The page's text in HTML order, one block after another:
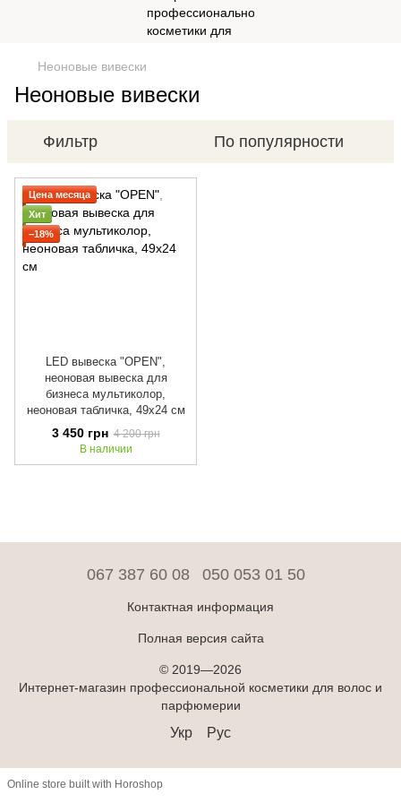
Неоновые вивески
Неоновые вивески
Фильтр По популярности
Цена месяца
Хит
−18%
LED вывеска "OPEN",
неоновая вывеска для
бизнеса мультиколор,
неоновая табличка, 49x24 см
3 450 грн 4 200 грн
В наличии
067 387 60 08 050 053 01 50
Контактная информация
Полная версия сайта
© 2019—2026
Интернет-магазин профессиональной косметики для волос и
парфюмерии
Укр Рус
Online store built with Horoshop